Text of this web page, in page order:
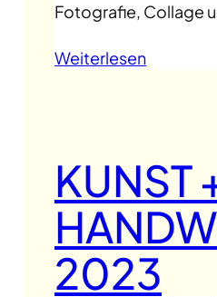
Fotografie, Collage
Weiterlesen
KUNST
2023